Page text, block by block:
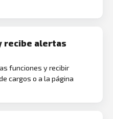
recibe alertas
funciones y recibir
cargos o a la página